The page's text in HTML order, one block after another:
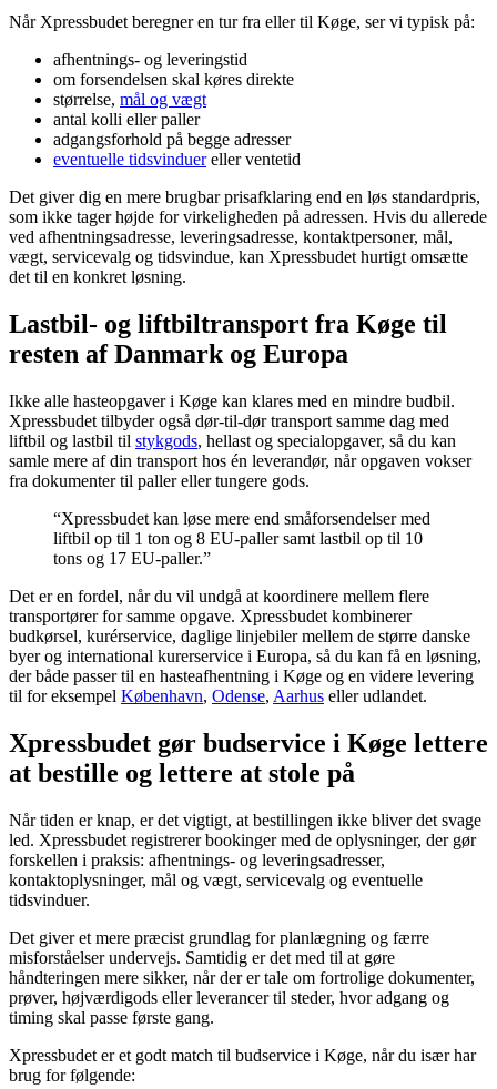
Når Xpressbudet beregner en tur fra eller til Køge, ser vi typisk på:
afhentnings- og leveringstid
om forsendelsen skal køres direkte
størrelse, mål og vægt
antal kolli eller paller
adgangsforhold på begge adresser
eventuelle tidsvinduereller ventetid
Det giver dig en mere brugbar prisafklaring end en løs standardpris,
som ikke tager højde for virkeligheden på adressen. Hvis du allerede
ved afhentningsadresse, leveringsadresse, kontaktpersoner, mål,
vægt, servicevalg og tidsvindue, kan Xpressbudet hurtigt omsætte
det til en konkret løsning.
Lastbil- og liftbiltransport fra Køge til
resten af Danmark og Europa
Ikke alle hasteopgaver i Køge kan klares med en mindre budbil.
Xpressbudet tilbyder også dør-til-dør transport samme dag med
liftbil og lastbil til stykgods, hellast og specialopgaver, så du kan
samle mere af din transport hos én leverandør, når opgaven vokser
fra dokumenter til paller eller tungere gods.
“Xpressbudet kan løse mere end småforsendelser med
liftbil op til 1 ton og 8 EU-paller samt lastbil op til 10
tons og 17 EU-paller.”
Det er en fordel, når du vil undgå at koordinere mellem flere
transportører for samme opgave. Xpressbudet kombinerer
budkørsel, kurérservice, daglige linjebiler mellem de større danske
byer og international kurerservice i Europa, så du kan få en løsning,
der både passer til en hasteafhentning i Køge og en videre levering
til for eksempel København, Odense, Aarhus eller udlandet.
Xpressbudet gør budservice i Køge lettere
at bestille og lettere at stole på
Når tiden er knap, er det vigtigt, at bestillingen ikke bliver det svage
led. Xpressbudet registrerer bookinger med de oplysninger, der gør
forskellen i praksis: afhentnings- og leveringsadresser,
kontaktoplysninger, mål og vægt, servicevalg og eventuelle
tidsvinduer.
Det giver et mere præcist grundlag for planlægning og færre
misforståelser undervejs. Samtidig er det med til at gøre
håndteringen mere sikker, når der er tale om fortrolige dokumenter,
prøver, højværdigods eller leverancer til steder, hvor adgang og
timing skal passe første gang.
Xpressbudet er et godt match til budservice i Køge, når du især har
brug for følgende: